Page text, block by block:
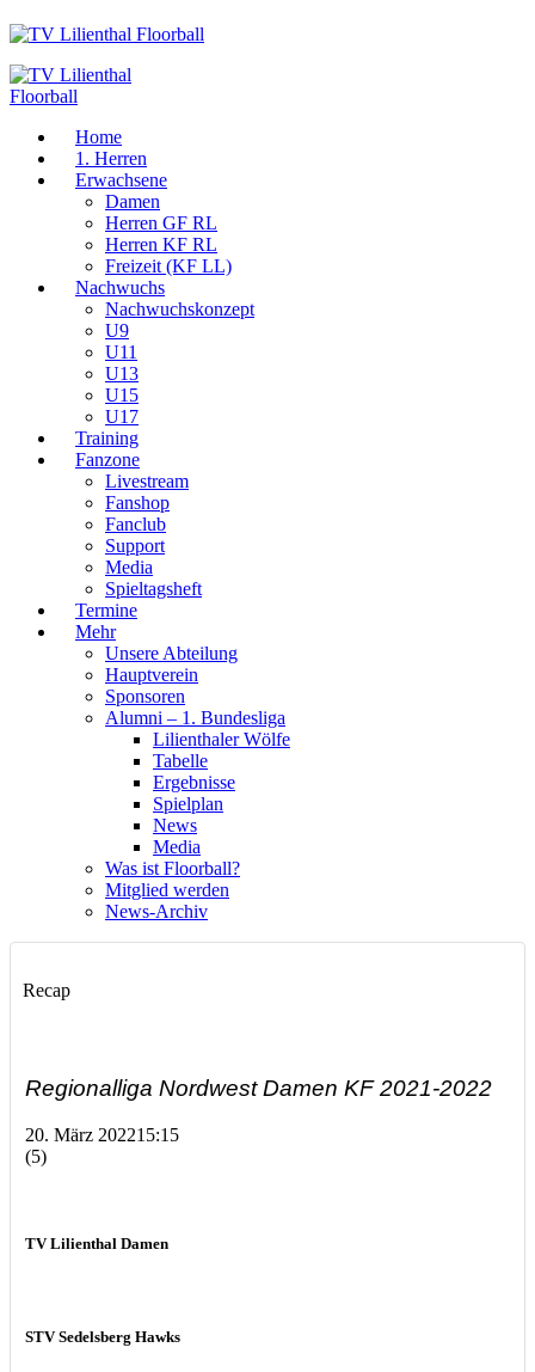
Home
1. Herren
Erwachsene
Damen
Herren GF RL
Herren KF RL
Freizeit (KF LL)
Nachwuchs
Nachwuchskonzept
U9
U11
U13
U15
U17
Training
Fanzone
Livestream
Fanshop
Fanclub
Support
Media
Spieltagsheft
Termine
Mehr
Unsere Abteilung
Hauptverein
Sponsoren
Alumni – 1. Bundesliga
Lilienthaler Wölfe
Tabelle
Ergebnisse
Spielplan
News
Media
Was ist Floorball?
Mitglied werden
News-Archiv
Recap
Regionalliga Nordwest Damen KF 2021-2022
20. März 202215:15
(5)
TV Lilienthal Damen
STV Sedelsberg Hawks